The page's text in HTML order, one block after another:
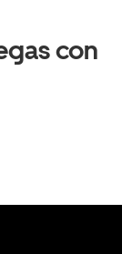
con